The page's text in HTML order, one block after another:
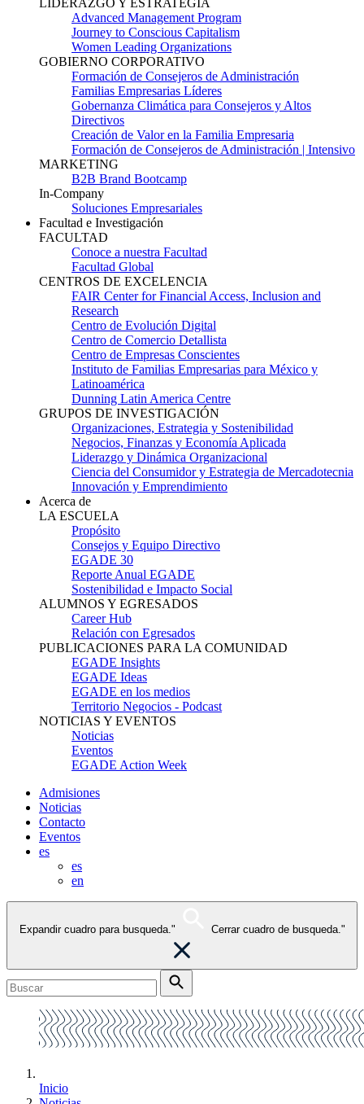
LIDERAZGO Y ESTRATEGIA
Advanced Management Program
Journey to Conscious Capitalism
Women Leading Organizations
GOBIERNO CORPORATIVO
Formación de Consejeros de Administración
Familias Empresarias Líderes
Gobernanza Climática para Consejeros y Altos
Directivos
Creación de Valor en la Familia Empresaria
Formación de Consejeros de Administración | Intensivo
MARKETING
B2B Brand Bootcamp
In-Company
Soluciones Empresariales
Facultad e Investigación
FACULTAD
Conoce a nuestra Facultad
Facultad Global
CENTROS DE EXCELENCIA
FAIR Center for Financial Access, Inclusion and
Research
Centro de Evolución Digital
Centro de Comercio Detallista
Centro de Empresas Conscientes
Instituto de Familias Empresarias para México y
Latinoamérica
Dunning Latin America Centre
GRUPOS DE INVESTIGACIÓN
Organizaciones, Estrategia y Sostenibilidad
Negocios, Finanzas y Economía Aplicada
Liderazgo y Dinámica Organizacional
Ciencia del Consumidor y Estrategia de Mercadotecnia
Innovación y Emprendimiento
Acerca de
LA ESCUELA
Propósito
Consejos y Equipo Directivo
EGADE 30
Reporte Anual EGADE
Sostenibilidad e Impacto Social
ALUMNOS Y EGRESADOS
Career Hub
Relación con Egresados
PUBLICACIONES PARA LA COMUNIDAD
EGADE Insights
EGADE Ideas
EGADE en los medios
Territorio Negocios - Podcast
NOTICIAS Y EVENTOS
Noticias
Eventos
EGADE Action Week
Admisiones
Noticias
Contacto
Eventos
es
es
en
Expandir cuadro para busqueda." Cerrar cuadro de busqueda."
Inicio